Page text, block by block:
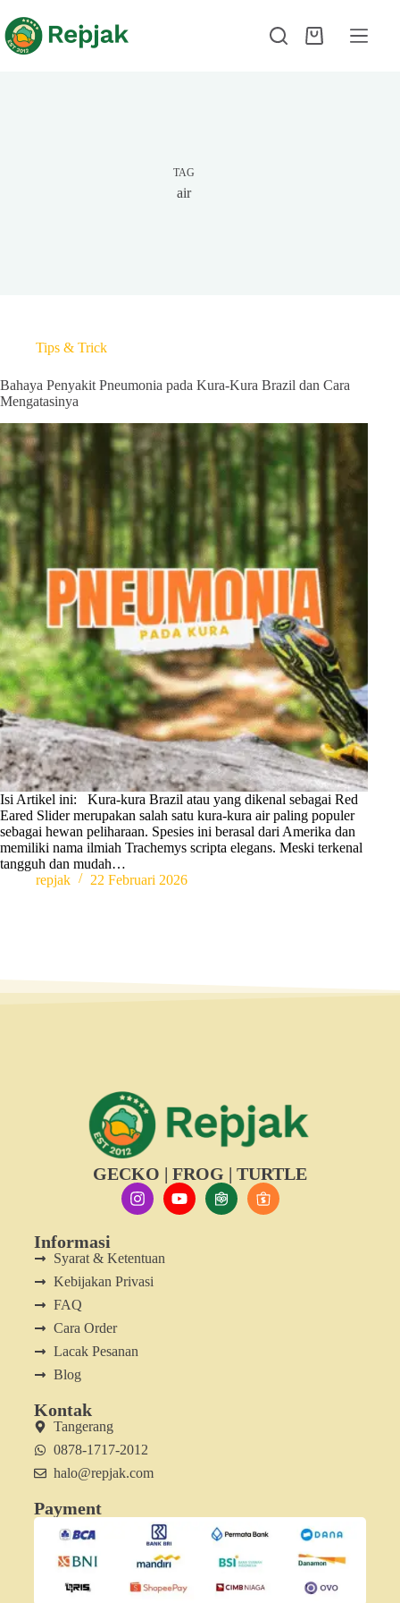
TAG
air
Tips & Trick
Bahaya Penyakit Pneumonia pada Kura-Kura Brazil dan Cara
Mengatasinya
Isi Artikel ini: Kura-kura Brazil atau yang dikenal sebagai Red
Eared Slider merupakan salah satu kura-kura air paling populer
sebagai hewan peliharaan. Spesies ini berasal dari Amerika dan
memiliki nama ilmiah Trachemys scripta elegans. Meski terkenal
tangguh dan mudah…
repjak
22 Februari 2026
GECKO | FROG | TURTLE
Informasi
Syarat & Ketentuan
Kebijakan Privasi
FAQ
Cara Order
Lacak Pesanan
Blog
Kontak
Tangerang
0878-1717-2012
halo@repjak.com
Payment